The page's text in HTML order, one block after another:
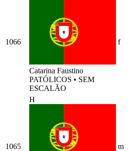
1066
Catarina Faustino
PATÓLICOS • SEM
ESCALÃO
f
1065
H
m